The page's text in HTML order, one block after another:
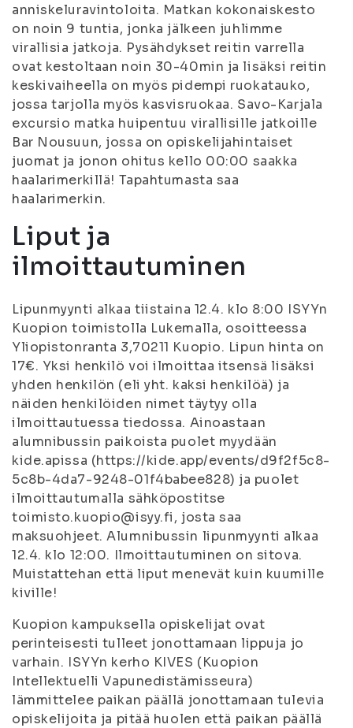
anniskeluravintoloita. Matkan kokonaiskesto
on noin 9 tuntia, jonka jälkeen juhlimme
virallisia jatkoja. Pysähdykset reitin varrella
ovat kestoltaan noin 30-40min ja lisäksi reitin
keskivaiheella on myös pidempi ruokatauko,
jossa tarjolla myös kasvisruokaa. Savo-Karjala
excursio matka huipentuu virallisille jatkoille
Bar Nousuun, jossa on opiskelijahintaiset
juomat ja jonon ohitus kello 00:00 saakka
haalarimerkillä! Tapahtumasta saa
haalarimerkin.
Liput ja
ilmoittautuminen
Lipunmyynti alkaa tiistaina 12.4. klo 8:00 ISYYn
Kuopion toimistolla Lukemalla, osoitteessa
Yliopistonranta 3,70211 Kuopio. Lipun hinta on
17€. Yksi henkilö voi ilmoittaa itsensä lisäksi
yhden henkilön (eli yht. kaksi henkilöä) ja
näiden henkilöiden nimet täytyy olla
ilmoittautuessa tiedossa. Ainoastaan
alumnibussin paikoista puolet myydään
kide.apissa (https://kide.app/events/d9f2f5c8-
5c8b-4da7-9248-01f4babee828) ja puolet
ilmoittautumalla sähköpostitse
toimisto.kuopio@isyy.fi, josta saa
maksuohjeet. Alumnibussin lipunmyynti alkaa
12.4. klo 12:00. Ilmoittautuminen on sitova.
Muistattehan että liput menevät kuin kuumille
kiville!
Kuopion kampuksella opiskelijat ovat
perinteisesti tulleet jonottamaan lippuja jo
varhain. ISYYn kerho KIVES (Kuopion
Intellektuelli Vapunedistämisseura)
lämmittelee paikan päällä jonottamaan tulevia
opiskelijoita ja pitää huolen että paikan päällä